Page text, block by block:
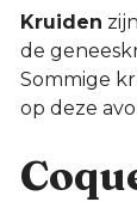
Kruiden
de
Sommige
op deze